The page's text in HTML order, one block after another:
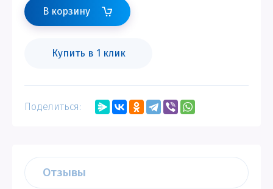
В корзину
Купить в 1 клик
Поделиться:
Отзывы